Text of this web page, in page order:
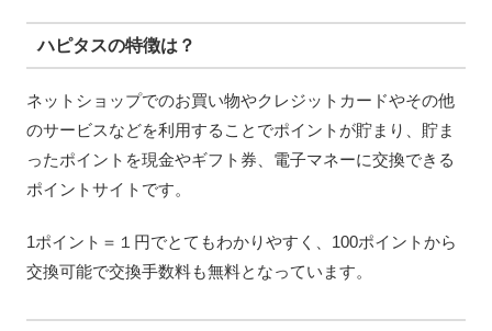
ハピタスの特徴は？
ネットショップでのお買い物やクレジットカードやその他
のサービスなどを利用することでポイントが貯まり、貯ま
ったポイントを現金やギフト券、電子マネーに交換できる
ポイントサイトです。
1ポイント＝１円でとてもわかりやすく、100ポイントから
交換可能で交換手数料も無料となっています。